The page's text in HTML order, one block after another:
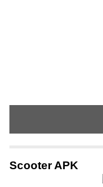
Scooter APK